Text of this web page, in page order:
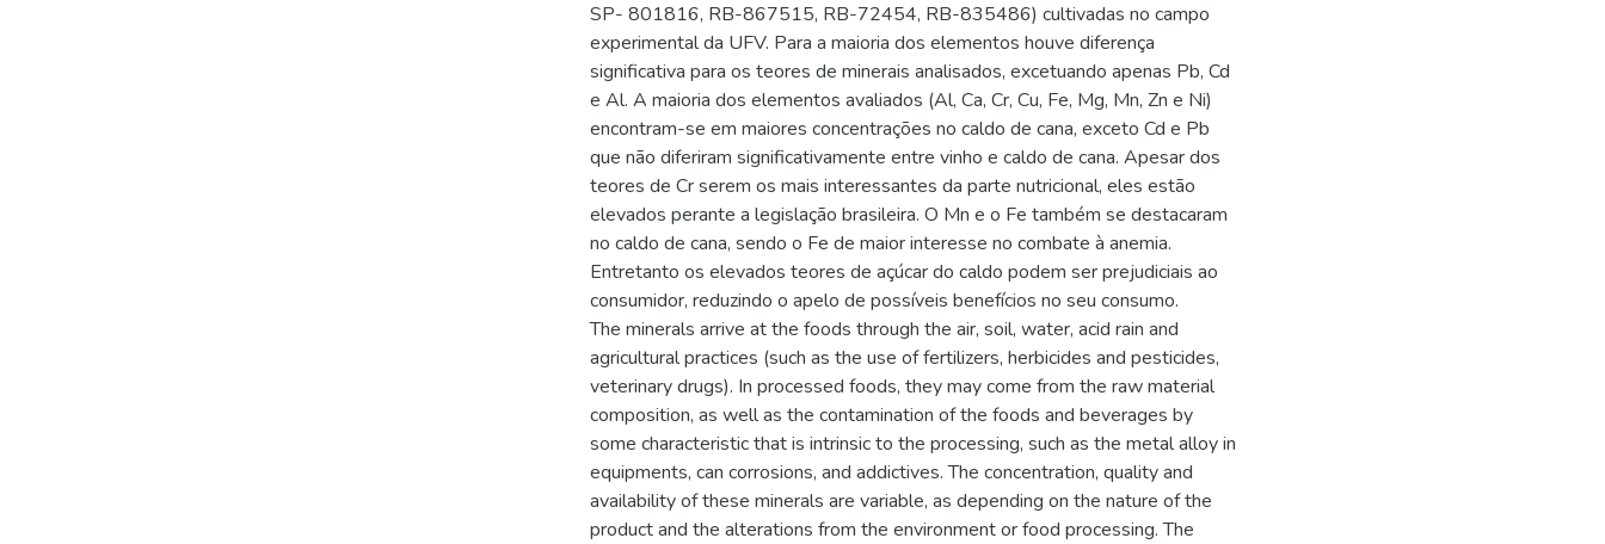
SP- 801816, RB-867515, RB-72454, RB-835486) cultivadas no campo
experimental da UFV. Para a maioria dos elementos houve diferença
significativa para os teores de minerais analisados, excetuando apenas Pb, Cd
e Al. A maioria dos elementos avaliados (Al, Ca, Cr, Cu, Fe, Mg, Mn, Zn e Ni)
encontram-se em maiores concentrações no caldo de cana, exceto Cd e Pb
que não diferiram significativamente entre vinho e caldo de cana. Apesar dos
teores de Cr serem os mais interessantes da parte nutricional, eles estão
elevados perante a legislação brasileira. O Mn e o Fe também se destacaram
no caldo de cana, sendo o Fe de maior interesse no combate à anemia.
Entretanto os elevados teores de açúcar do caldo podem ser prejudiciais ao
consumidor, reduzindo o apelo de possíveis benefícios no seu consumo.
The minerals arrive at the foods through the air, soil, water, acid rain and
agricultural practices (such as the use of fertilizers, herbicides and pesticides,
veterinary drugs). In processed foods, they may come from the raw material
composition, as well as the contamination of the foods and beverages by
some characteristic that is intrinsic to the processing, such as the metal alloy in
equipments, can corrosions, and addictives. The concentration, quality and
availability of these minerals are variable, as depending on the nature of the
product and the alterations from the environment or food processing. The